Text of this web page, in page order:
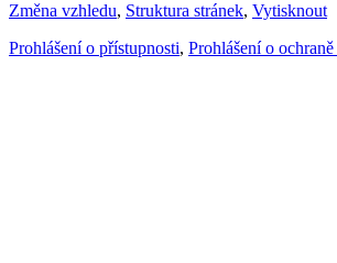
Změna vzhledu, Struktura stránek, Vytisknout
Prohlášení o přístupnosti, Prohlášení o